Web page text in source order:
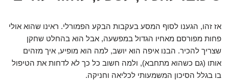
אז זהו, הגענו לסוף המסע בעקבות הבקע הפמורלי. ראינו שהוא אולי
פחות מפורסם מאחיו הגדול במפשעה, אבל הוא בהחלט שחקן
שצריך להכיר. הבנו איפה הוא יושב, למה הוא מופיע, איך מזהים
אותו (גם כשהוא מתחבא), ולמה חשוב כל כך לא לדחות את הטיפול
בו בגלל הסיכון המשמעותי לכליאה וחניקה.